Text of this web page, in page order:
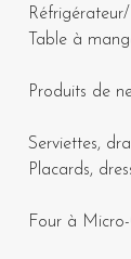
Réfrigérateur/
Table à
Produits de
Serviettes,
Placards,
Four à